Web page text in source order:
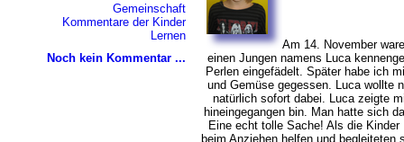
Gemeinschaft
Kommentare der Kinder
Lernen
Noch kein Kommentar ...
Am 14. November
einen Jungen namens Luca
Perlen eingefädelt. Später habe ich
und Gemüse gegessen. Luca wollte
natürlich sofort dabei. Luca zeigte
hineingegangen bin. Man hatte sich
Eine echt tolle Sache! Als die
beim Anziehen helfen und